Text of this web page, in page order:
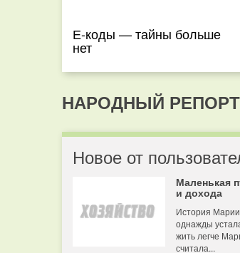
Е-коды — тайны больше
нет
НАРОДНЫЙ
Новое от
Маленькая
и дохода
История
однажды
жить легче
считала...